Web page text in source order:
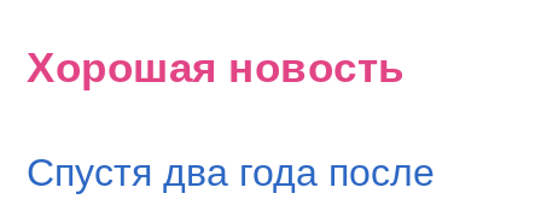
Хорошая новость
Спустя два года после